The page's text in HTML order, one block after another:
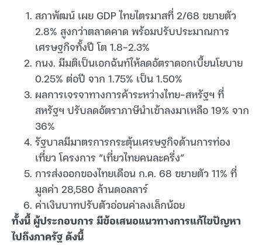
สภาพัฒน์ เผย GDP ไทยไตรมาสที่ 2/68 ขยายตัว
2.8% สูงกว่าตลาดคาด พร้อมปรับประมาณการ
เศรษฐกิจทั้งปี โต 1.8-2.3%
กนง. มีมติเป็นเอกฉันท์ให้ลดอัตราดอกเบี้ยนโยบาย
0.25% ต่อปี จาก 1.75% เป็น 1.50%
ผลการเจรจาทางการค้าระหว่างไทย-สหรัฐฯ ที่
สหรัฐฯ ปรับลดอัตราภาษีนำเข้าลงมาเหลือ 19% จาก
36%
รัฐบาลมีมาตรการกระตุ้นเศรษฐกิจด้านการท่อง
เที่ยว โครงการ “เที่ยวไทยคนละครึ่ง”
การส่งออกของไทยเดือน ก.ค. 68 ขยายตัว 11% ที่
มูลค่า 28,580 ล้านดอลลาร์
ค่าเงินบาทปรับตัวอ่อนค่าลงเล็กน้อย
ทั้งนี้ ผู้ประกอบการ มีข้อเสนอแนวทางการแก้ไขปัญหา
ไปถึงภาครัฐ ดังนี้